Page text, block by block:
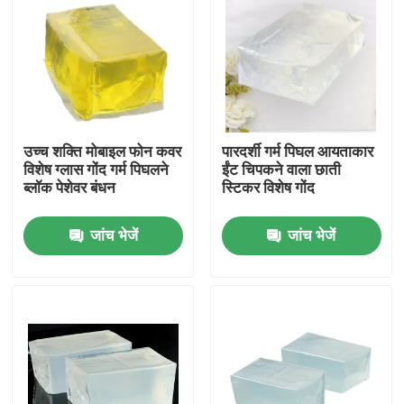
हमारे बारे में
फैक्टरी यात्रा
गुणवत्ता नियंत्रण
हमसे संपर्क करें
गर्म पिघल चिपकने वाला टेप
कालीन चिपकने वाला टेप
उच्च शक्ति मोबाइल फोन कवर
विशेष ग्लास गोंद गर्म पिघलने
ब्लॉक पेशेवर बंधन
जांच भेजें
पारदर्शी गर्म पिघल आयताकार
ईंट चिपकने वाला छाती
स्टिकर विशेष गोंद
जांच भेजें